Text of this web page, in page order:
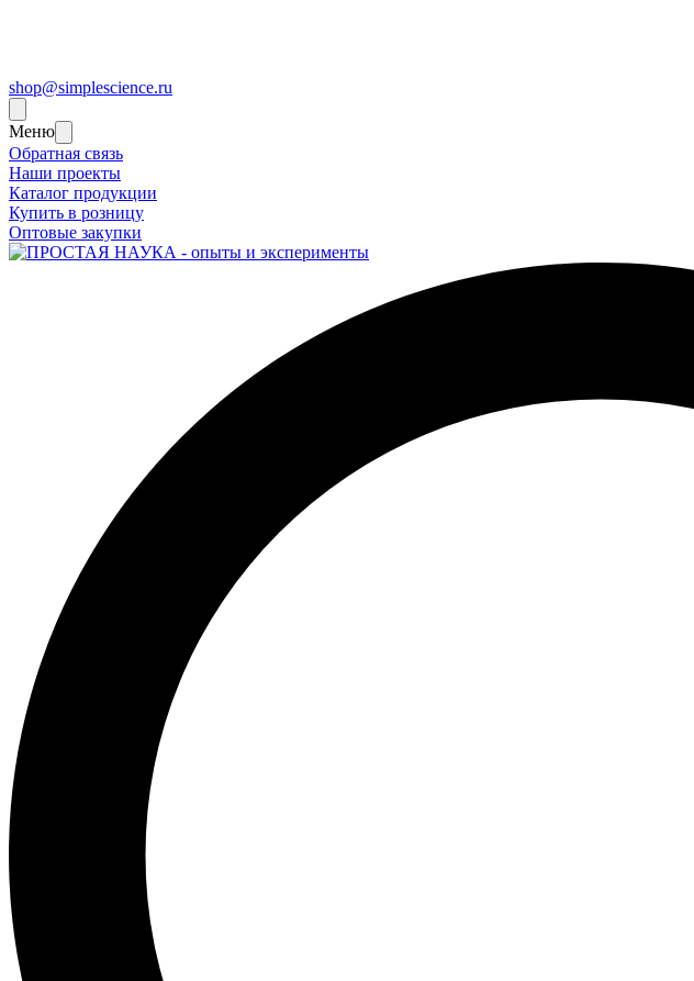
shop@simplescience.ru
Меню
Обратная связь
Наши проекты
Каталог продукции
Купить в розницу
Оптовые закупки